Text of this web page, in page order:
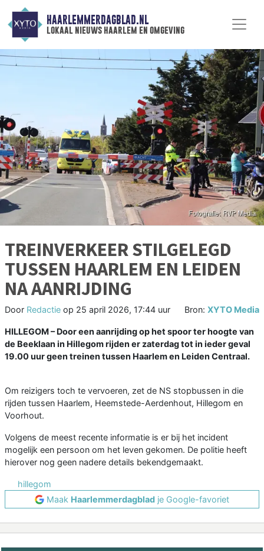
HAARLEMMERDAGBLAD.NL
lokaal nieuws haarlem en omgeving
TREINVERKEER STILGELEGD
TUSSEN HAARLEM EN LEIDEN
NA AANRIJDING
Door Redactie op 25 april 2026, 17:44 uur Bron: XYTO Media
HILLEGOM – Door een aanrijding op het spoor ter hoogte van
de Beeklaan in Hillegom rijden er zaterdag tot in ieder geval
19.00 uur geen treinen tussen Haarlem en Leiden Centraal.
Om reizigers toch te vervoeren, zet de NS stopbussen in die
rijden tussen Haarlem, Heemstede-Aerdenhout, Hillegom en
Voorhout.
Volgens de meest recente informatie is er bij het incident
mogelijk een persoon om het leven gekomen. De politie heeft
hierover nog geen nadere details bekendgemaakt.
hillegom
Maak Haarlemmerdagblad je Google-favoriet